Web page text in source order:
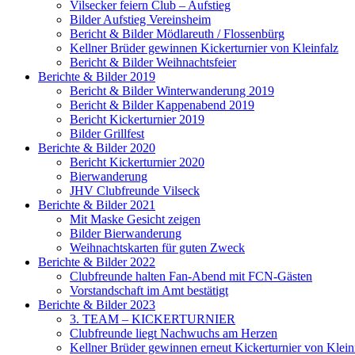
Vilsecker feiern Club – Aufstieg
Bilder Aufstieg Vereinsheim
Bericht & Bilder Mödlareuth / Flossenbürg
Kellner Brüder gewinnen Kickerturnier von Kleinfalz
Bericht & Bilder Weihnachtsfeier
Berichte & Bilder 2019
Bericht & Bilder Winterwanderung 2019
Bericht & Bilder Kappenabend 2019
Bericht Kickerturnier 2019
Bilder Grillfest
Berichte & Bilder 2020
Bericht Kickerturnier 2020
Bierwanderung
JHV Clubfreunde Vilseck
Berichte & Bilder 2021
Mit Maske Gesicht zeigen
Bilder Bierwanderung
Weihnachtskarten für guten Zweck
Berichte & Bilder 2022
Clubfreunde halten Fan-Abend mit FCN-Gästen
Vorstandschaft im Amt bestätigt
Berichte & Bilder 2023
3. TEAM – KICKERTURNIER
Clubfreunde liegt Nachwuchs am Herzen
Kellner Brüder gewinnen erneut Kickerturnier von